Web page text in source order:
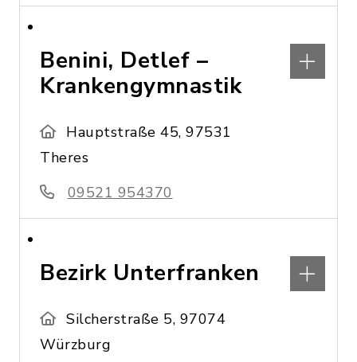
Benini, Detlef –
Krankengymnastik
Hauptstraße 45, 97531
Theres
09521 954370
Bezirk Unterfranken
Silcherstraße 5, 97074
Würzburg